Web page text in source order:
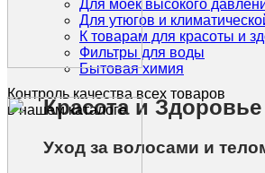
Для моек высокого
Для утюгов и
К товарам для красоты и
Фильтры для воды
Бытовая химия
Красота и Здоровье
Уход за волосами и
Контроль качества всех товаров
в нашем каталоге